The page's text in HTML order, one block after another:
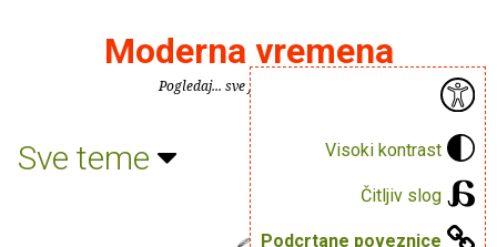
Visoki kontrast
Čitljiv slog
Podcrtane poveznice
Moderna vremena
Pogledaj... sve je puno knjiga.
Sve teme